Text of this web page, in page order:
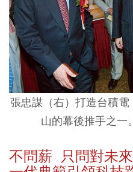
張忠謀（右）打造台積
山的幕後推手之一
不問薪 只問對未